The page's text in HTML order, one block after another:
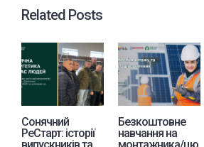
Related Posts
Сонячний
РеСтарт: історії
Безкоштовне
навчання на